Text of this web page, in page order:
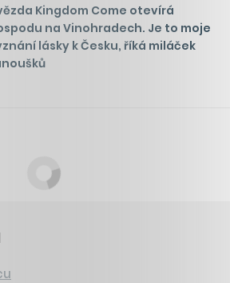
Kingdom Come otevírá
na Vinohradech. Je to moje
lásky k Česku, říká miláček